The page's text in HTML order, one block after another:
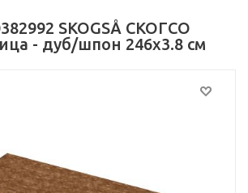
SKOGSÅ СКОГСО
- дуб/шпон 246x3.8 см